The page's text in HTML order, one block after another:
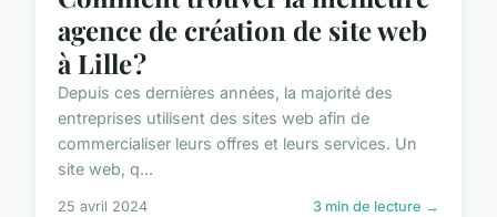
agence de création de site web
à Lille ?
Depuis ces dernières années, la majorité des
entreprises utilisent des sites web afin de
commercialiser leurs offres et leurs services. Un
site web, q...
25 avril 2024 3 min de lecture →